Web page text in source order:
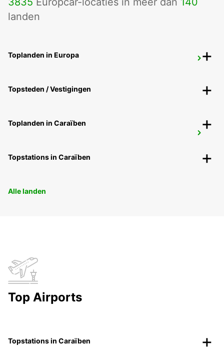
SAN SEBASTIAN AIRPORT
landen
Toplanden in Europa
Topsteden / Vestigingen
Toplanden in Caraïben
Topstations in Caraïben
Alle landen
Top Airports
Topstations in Caraïben